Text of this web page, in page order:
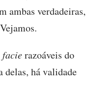
ambas verdadeiras,
razoáveis do
delas, há validade